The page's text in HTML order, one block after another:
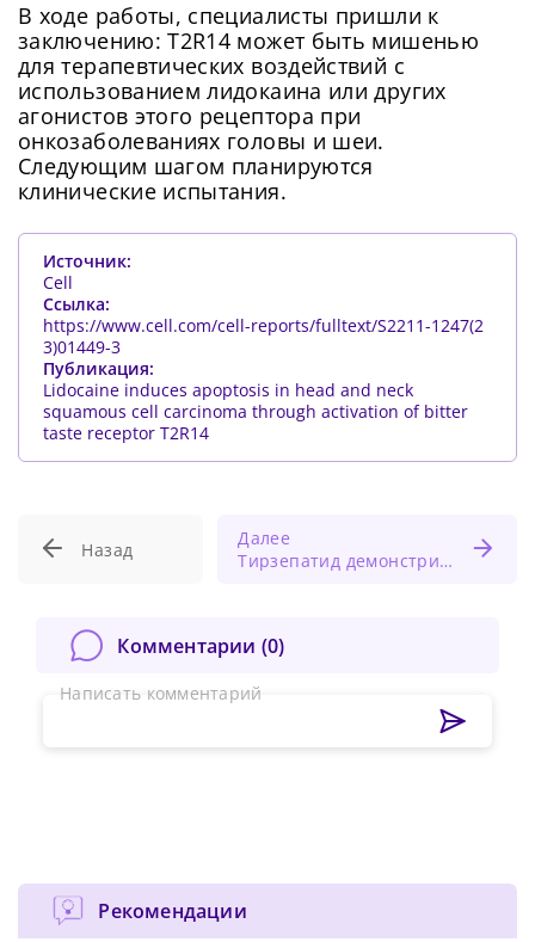
В ходе работы, специалисты пришли к
заключению: T2R14 может быть мишенью
для терапевтических воздействий с
использованием лидокаина или других
агонистов этого рецептора при
онкозаболеваниях головы и шеи.
Следующим шагом планируются
клинические испытания.
Источник:
Cell
Ссылка:
https://www.cell.com/cell-reports/fulltext/S2211-1247(2
3)01449-3
Публикация:
Lidocaine induces apoptosis in head and neck
squamous cell carcinoma through activation of bitter
taste receptor T2R14
Назад
Далее
Тирзепатид демонстрирует впечатляющие результаты в плане снижения веса
Комментарии (0)
Написать комментарий
Рекомендации